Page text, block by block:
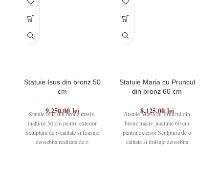
Statuie Isus din bronz 50
cm
9.250,00 lei
Statuie Isus din bronz masiv,
inaltime 50 cm pentru exterior
Sculptura de o calitate si finisaje
deosebita realizata de o
Statuie Maria cu Pruncul
din bronz 60 cm
8.125,00lei
Statuie Maria cu Pruncul din
bronz masiv, inaltime 60 cm
pentru exterior Sculptura de o
calitate si finisaje deosebita